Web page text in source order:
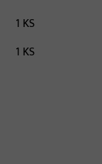
1 KS
1 KS